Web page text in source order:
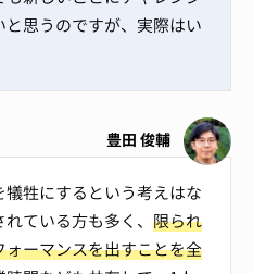
思うのですが、実際はい
豊田 俊輔
牲にするという考えはな
ている方も多く、 限られ
ーマンスを出すことを全